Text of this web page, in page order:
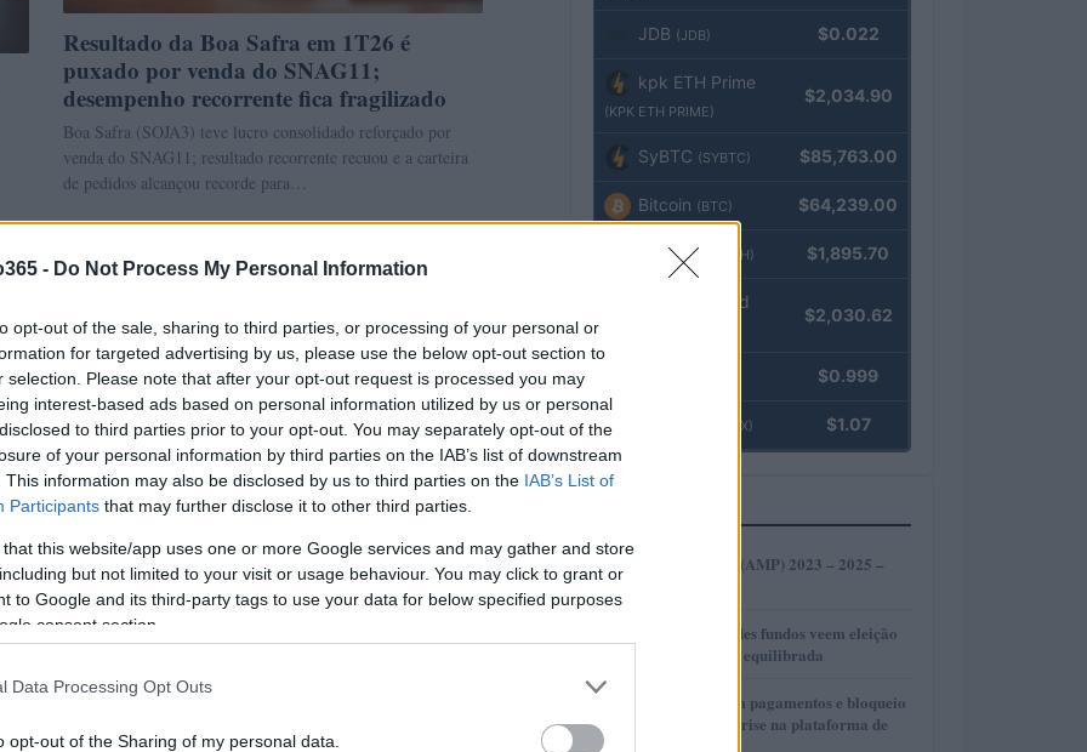
- Do Not Process My Personal Information
opt-out of the sale, sharing to third parties, or processing of your personal or
for targeted advertising by us, please use the below opt-out section to
selection. Please note that after your opt-out request is processed you may
interest-based ads based on personal information utilized by us or personal
to third parties prior to your opt-out. You may separately opt-out of the
of your personal information by third parties on the IAB’s list of downstream
This information may also be disclosed by us to third parties on the IAB’s List of
Participants that may further disclose it to other third parties.
that this website/app uses one or more Google services and may gather and store
but not limited to your visit or usage behaviour. You may click to grant or
to Google and its third-party tags to use your data for below specified purposes
consent section.
Data Processing Opt Outs
opt-out of the Sharing of my personal data.
Resultado da Boa Safra em 1T26 é
puxado por venda do SNAG11;
desempenho recorrente fica fragilizado
Boa Safra (SOJA3) teve lucro consolidado reforçado por
venda do SNAG11; resultado recorrente recuou e a carteira
de pedidos alcançou recorde para…
Camilla Pellegrini · 14 maio 2026
SPX Capital reestrutura fundos
multimercado para reduzir custos e
recuperar desempenho
SPX Capital inicia mudanças profundas para ajustar custos e
fechamento em Londres e alteração societária…
JDB (JDB) $0.022
kpk ETH Prime
(KPK ETH PRIME)
$2,034.90
SyBTC (SYBTC) $85,763.00
Bitcoin (BTC) $64,239.00
Ethereum (ETH) $1,895.70
kpk ETH Yield
$2,030.62
$0.999
(USDEX) $1.07
1
Amp de Previsão (AMP) 2023 – 2025 –
2030
2
Gestores de grandes fundos veem eleição
presidencial mais equilibrada
3
OnilX: Atrasos em pagamentos e bloqueio
de bens revelam crise na plataforma de